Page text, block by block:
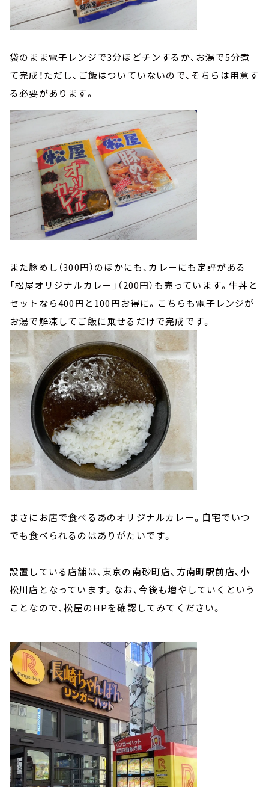
袋のまま電子レンジで3分ほどチンするか、お湯で5分煮
て完成！ただし、ご飯はついていないので、そちらは用意す
る必要があります。
また豚めし（300円）のほかにも、カレーにも定評がある
「松屋オリジナルカレー」（200円）も売っています。牛丼と
セットなら400円と100円お得に。こちらも電子レンジが
お湯で解凍してご飯に乗せるだけで完成です。
まさにお店で食べるあのオリジナルカレー。自宅でいつ
でも食べられるのはありがたいです。
設置している店舗は、東京の南砂町店、方南町駅前店、小
松川店となっています。なお、今後も増やしていくという
ことなので、松屋のHPを確認してみてください。